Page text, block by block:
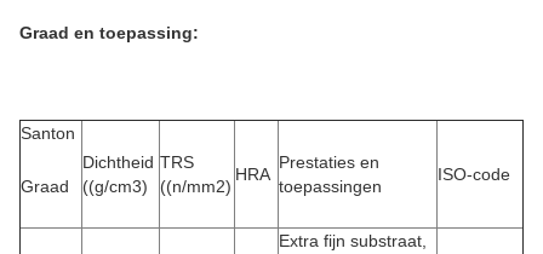
Graad en toepassing:
Santon
Graad
Dichtheid
((g/cm3)
TRS
((n/mm2)
HRA
Prestaties en
toepassingen
ISO-code
Extra fijn substraat,